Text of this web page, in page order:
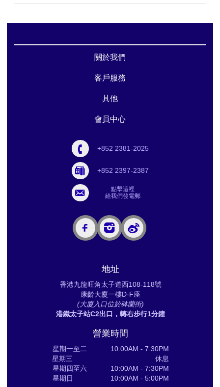
關於我們
客戶服務
其他
會員中心
+852 2381-2025
+852 2397-2387
點擊這裡
給我們發電郵
地址
香港九龍旺角太子道西108-118號
康齡大廈一樓D-F座
(大廈入口位於砵蘭街)
港鐵太子站C2出口，轉右步行1分鐘
營業時間
星期一至二 10:00AM - 7:30PM
星期三 休息
星期四至六 10:00AM - 7:30PM
星期日 10:00AM - 5:00PM